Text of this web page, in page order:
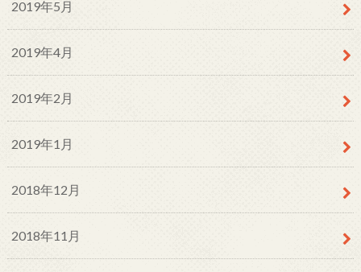
2019年5月
2019年4月
2019年2月
2019年1月
2018年12月
2018年11月